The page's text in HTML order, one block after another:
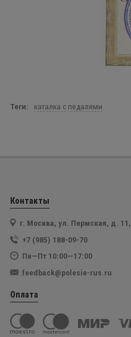
Теги: каталка с педалями
Контакты
г. Москва, ул. Пермская, д. 11,
+7 (985) 188-09-70
Пн—Пт 10:00—17:00
feedback@polesie-rus.ru
Оплата